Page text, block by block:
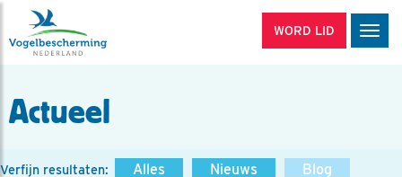
WORD LID
Actueel
Verfijn resultaten: Alles Nieuws
Blog